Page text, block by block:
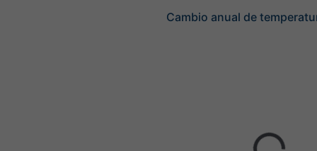
Cambio anual de